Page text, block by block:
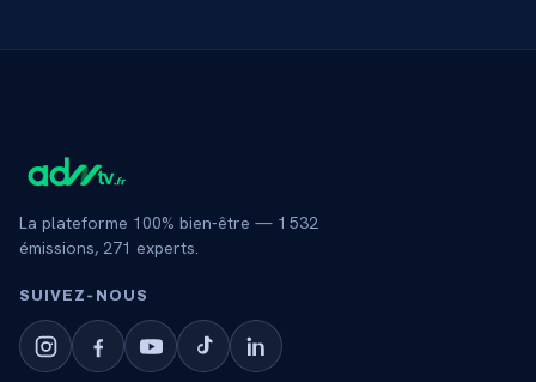
La plateforme 100% bien-être — 1 532
émissions, 271 experts.
SUIVEZ‑NOUS